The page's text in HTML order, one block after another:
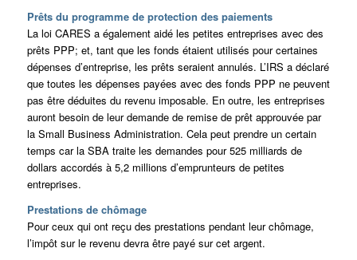
Prêts du programme de protection des paiements
La loi CARES a également aidé les petites entreprises avec des
prêts PPP; et, tant que les fonds étaient utilisés pour certaines
dépenses d’entreprise, les prêts seraient annulés. L’IRS a déclaré
que toutes les dépenses payées avec des fonds PPP ne peuvent
pas être déduites du revenu imposable. En outre, les entreprises
auront besoin de leur demande de remise de prêt approuvée par
la Small Business Administration. Cela peut prendre un certain
temps car la SBA traite les demandes pour 525 milliards de
dollars accordés à 5,2 millions d’emprunteurs de petites
entreprises.
Prestations de chômage
Pour ceux qui ont reçu des prestations pendant leur chômage,
l’impôt sur le revenu devra être payé sur cet argent.